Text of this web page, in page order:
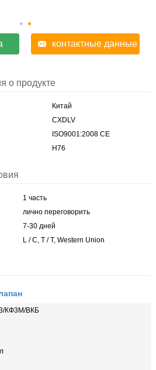
контактные данные
о продукте
Китай
CXDLV
ISO9001:2008 CE
H76
1 часть
лично переговорить
7-30 дней
L / C, T / T, Western Union
КФ3М/ВКБ